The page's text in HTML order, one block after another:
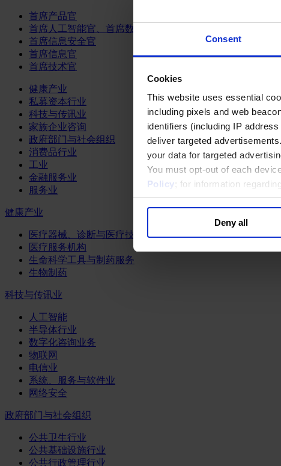
Consent
Cookies
This website uses essential
including pixels and web
identifiers (including IP
deliver targeted
your data for targeted
You must opt-out of each
Policy; for information
Deny all
首席产品官
首席人工智能官、首席数据官和首席数据解析官
首席信息安全官
首席信息官
首席技术官
健康产业
私募资本行业
科技与传讯业
家族企业咨询
政府部门与社会组织
消费品行业
工业
金融服务业
服务业
健康产业
医疗器械、诊断与医疗技术
医疗服务机构
生命科学工具与制药服务
生物制药
科技与传讯业
人工智能
半导体行业
数字化咨询业务
物联网
电信业
系统、服务与软件业
网络安全
政府部门与社会组织
公共卫生行业
公共基础设施行业
公共行政管理行业